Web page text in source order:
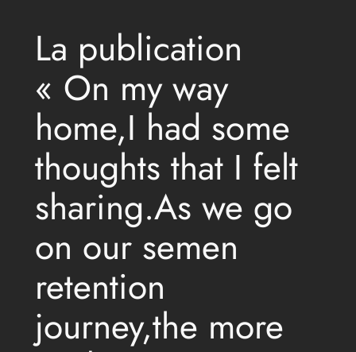
La publication
« On my way
home,I had some
thoughts that I felt
sharing.As we go
on our semen
retention
journey,the more